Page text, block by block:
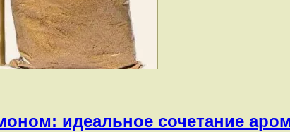
идеальное сочетание